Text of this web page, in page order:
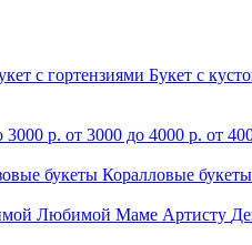
с гортензиями Букет с
3000 р. от 3000 до 4000 р. от
букеты Коралловые букеты
Любимой Маме Артисту